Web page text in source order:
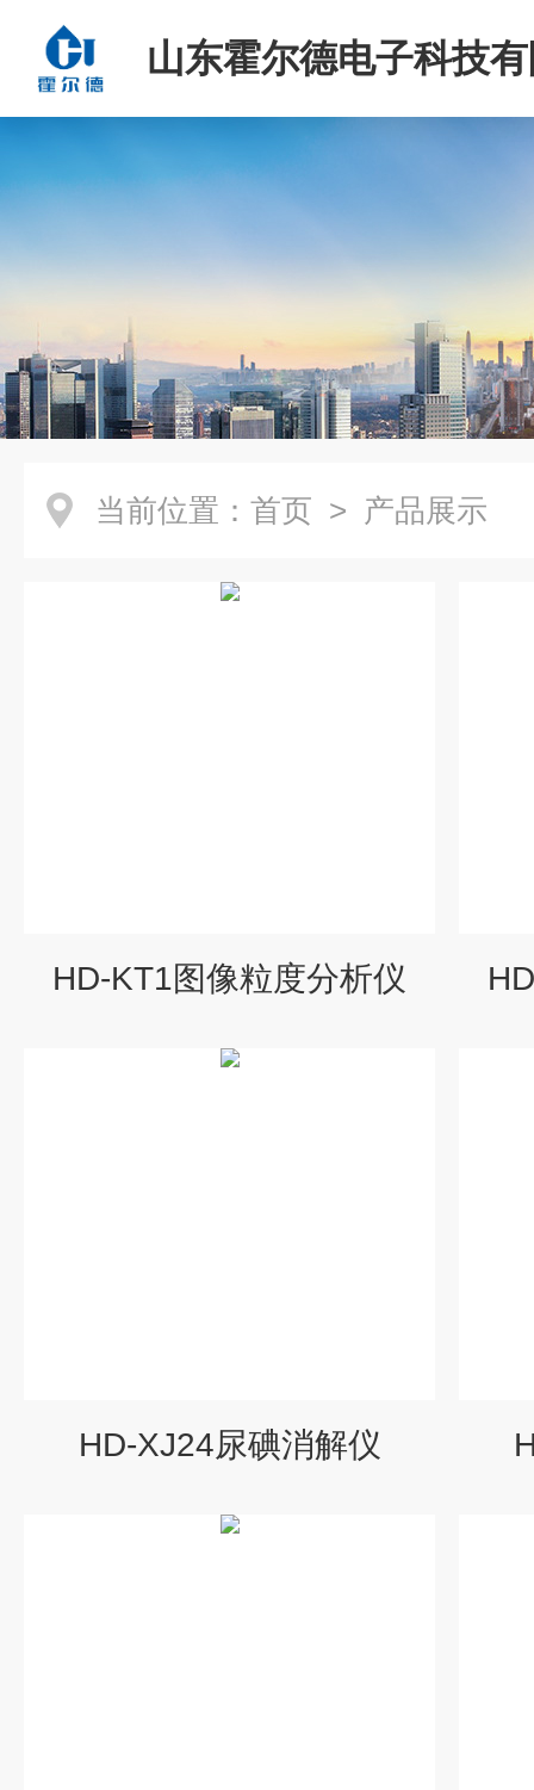
山东霍尔德电子科技
当前位置： 首页 > 产品展示
HD-KT1图像粒度分析仪
HD-XJ24尿碘消解仪